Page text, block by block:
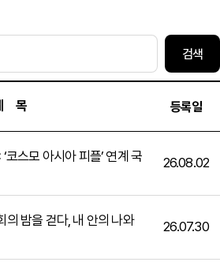
목 등록일
스모 아시아 피플’ 연계 국
26.08.02
밤을 걷다, 내 안의 나와
26.07.30
검색